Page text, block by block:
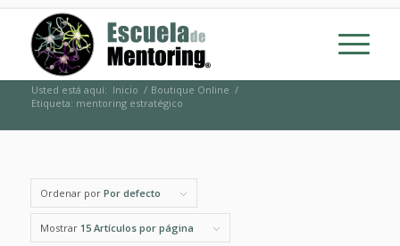
Usted está aquí: Inicio / Boutique Online /
Etiqueta: mentoring estratégico
Ordenar por Por defecto
Mostrar 15 Artículos por página